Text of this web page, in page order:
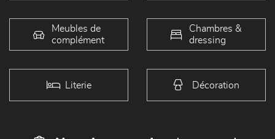
Meubles de
complément
Chambres &
dressing
Literie Décoration